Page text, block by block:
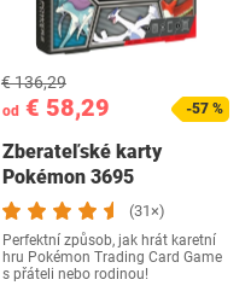
od € 58,29
€ 136,29
-57 %
Zberateľské karty
Pokémon 3695
(31×)
Perfektní způsob, jak hrát karetní
hru Pokémon Trading Card Game
s přáteli nebo rodinou!